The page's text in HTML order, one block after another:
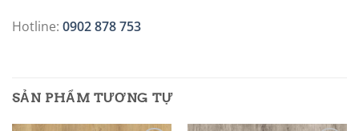
Hotline: 0902 878 753
SẢN PHẨM TƯƠNG TỰ